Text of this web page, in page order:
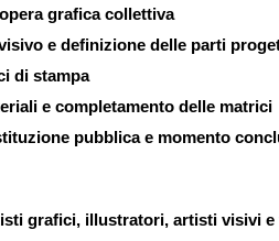
grafica collettiva
e definizione delle parti
di stampa
e completamento delle matrici
pubblica e momento
grafici, illustratori, artisti visivi e